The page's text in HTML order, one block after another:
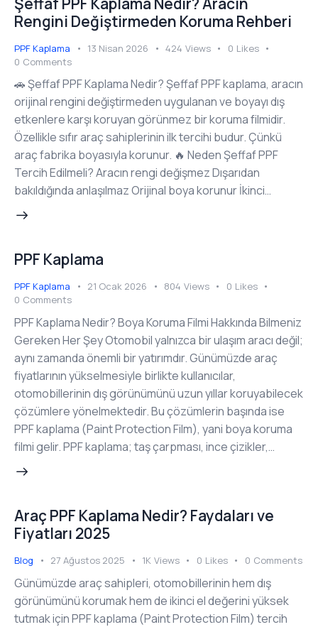
Rengini Değiştirmeden Koruma Rehberi
PPF Kaplama 13 Nisan 2026 424 Views 0 Likes
0 Comments
🚗 Şeffaf PPF Kaplama Nedir? Şeffaf PPF kaplama, aracın
orijinal rengini değiştirmeden uygulanan ve boyayı dış
etkenlere karşı koruyan görünmez bir koruma filmidir.
Özellikle sıfır araç sahiplerinin ilk tercihi budur. Çünkü
araç fabrika boyasıyla korunur. 🔥 Neden Şeffaf PPF
Tercih Edilmeli? Aracın rengi değişmez Dışarıdan
bakıldığında anlaşılmaz Orijinal boya korunur İkinci…
PPF Kaplama
PPF Kaplama 21 Ocak 2026 804 Views 0 Likes
0 Comments
PPF Kaplama Nedir? Boya Koruma Filmi Hakkında Bilmeniz
Gereken Her Şey Otomobil yalnızca bir ulaşım aracı değil;
aynı zamanda önemli bir yatırımdır. Günümüzde araç
fiyatlarının yükselmesiyle birlikte kullanıcılar,
otomobillerinin dış görünümünü uzun yıllar koruyabilecek
çözümlere yönelmektedir. Bu çözümlerin başında ise
PPF kaplama (Paint Protection Film), yani boya koruma
filmi gelir. PPF kaplama; taş çarpması, ince çizikler,…
Araç PPF Kaplama Nedir? Faydaları ve
Fiyatları 2025
Blog 27 Ağustos 2025 1K Views 0 Likes 0 Comments
Günümüzde araç sahipleri, otomobillerinin hem dış
görünümünü korumak hem de ikinci el değerini yüksek
tutmak için PPF kaplama (Paint Protection Film) tercih